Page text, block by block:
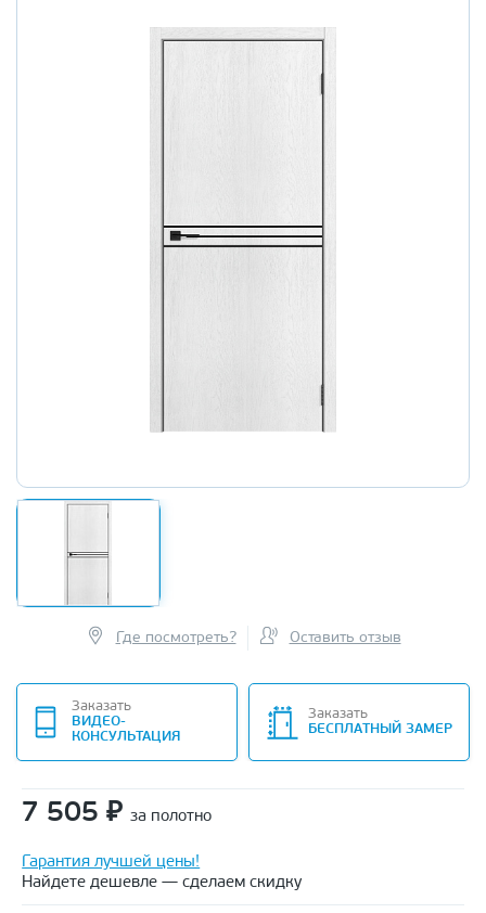
Где посмотреть? Оставить отзыв
Заказать
ВИДЕО-
КОНСУЛЬТАЦИЯ
Заказать
БЕСПЛАТНЫЙ ЗАМЕР
7 505 ₽ за полотно
Гарантия лучшей цены!
Найдете дешевле — сделаем скидку